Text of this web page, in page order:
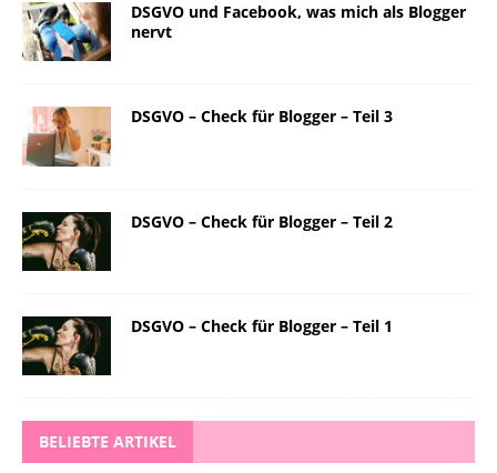
DSGVO und Facebook, was mich als Blogger
nervt
DSGVO – Check für Blogger – Teil 3
DSGVO – Check für Blogger – Teil 2
DSGVO – Check für Blogger – Teil 1
BELIEBTE ARTIKEL